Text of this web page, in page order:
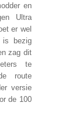
en
Ultra
er wel
is bezig
zag dit
te
route
versie
de 100